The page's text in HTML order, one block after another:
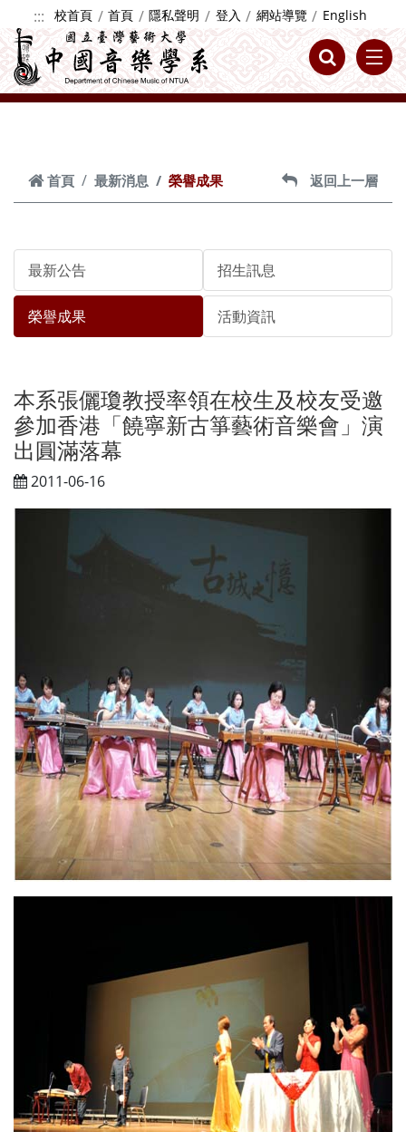
跳到主要內容
::: 校首頁 首頁 隱私聲明 登入 網站導覽 English
首頁 最新消息 榮譽成果 返回上一層
最新公告 招生訊息
榮譽成果 活動資訊
本系張儷瓊教授率領在校生及校友受邀
參加香港「饒寧新古箏藝術音樂會」演
出圓滿落幕
2011-06-16